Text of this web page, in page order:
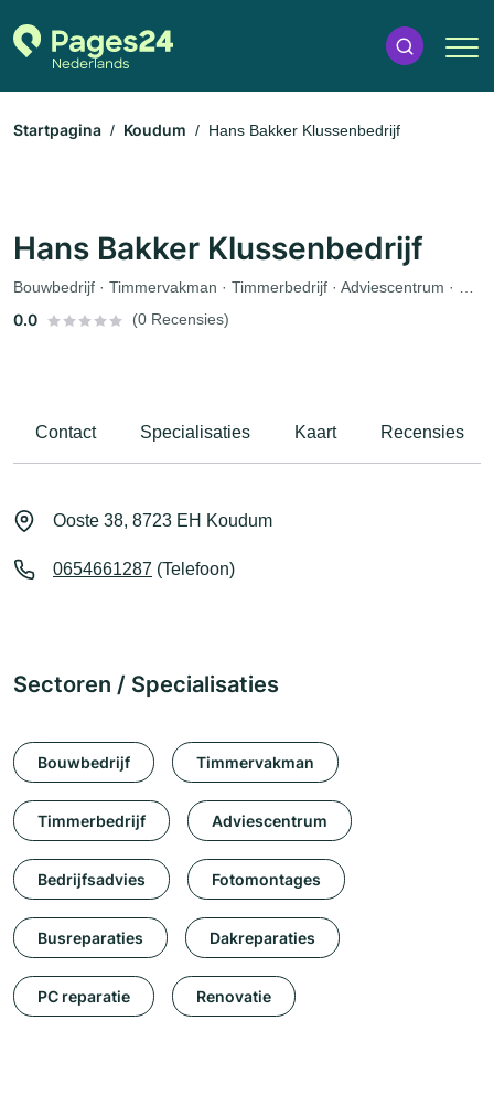
Startpagina Koudum Hans Bakker Klussenbedrijf
Hans Bakker Klussenbedrijf
0.0 (0 Recensies)
Contact Specialisaties Kaart Recensies
Ooste 38, 8723 EH Koudum
0654661287 (Telefoon)
Sectoren / Specialisaties
Bouwbedrijf Timmervakman
Timmerbedrijf Adviescentrum
Bedrijfsadvies Fotomontages
Busreparaties Dakreparaties
PC reparatie Renovatie